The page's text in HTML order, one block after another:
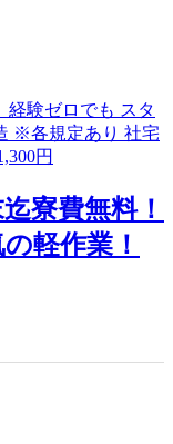
寮費無料！
軽作業！